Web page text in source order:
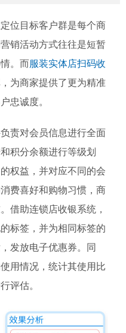
位目标客户群是每个商
销活动方式往往是短暂
。而服装实体店扫码收
为商家提供了更为精准
忠诚度。
责对会员信息进行全面
积分余额进行等级划
权益，并对应不同的会
费喜好和购物习惯，商
借助连锁店收银系统，
标签，并为相同标签的
发放电子优惠券。同
用情况，统计其使用比
评估。